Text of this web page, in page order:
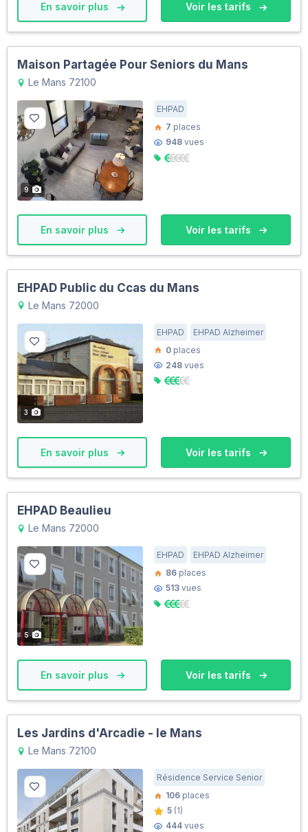
En savoir plus Voir les tarifs
Maison Partagée Pour Seniors du Mans
Le Mans 72100
9
EHPAD
7 places
948 vues
En savoir plus Voir les tarifs
EHPAD Public du Ccas du Mans
Le Mans 72000
3
EHPAD
EHPAD Alzheimer
0 places
248 vues
En savoir plus Voir les tarifs
EHPAD Beaulieu
Le Mans 72000
5
EHPAD
EHPAD Alzheimer
86 places
513 vues
En savoir plus Voir les tarifs
Les Jardins d'Arcadie - le Mans
Le Mans 72100
Résidence Service Senior
106 places
5 (1)
444 vues